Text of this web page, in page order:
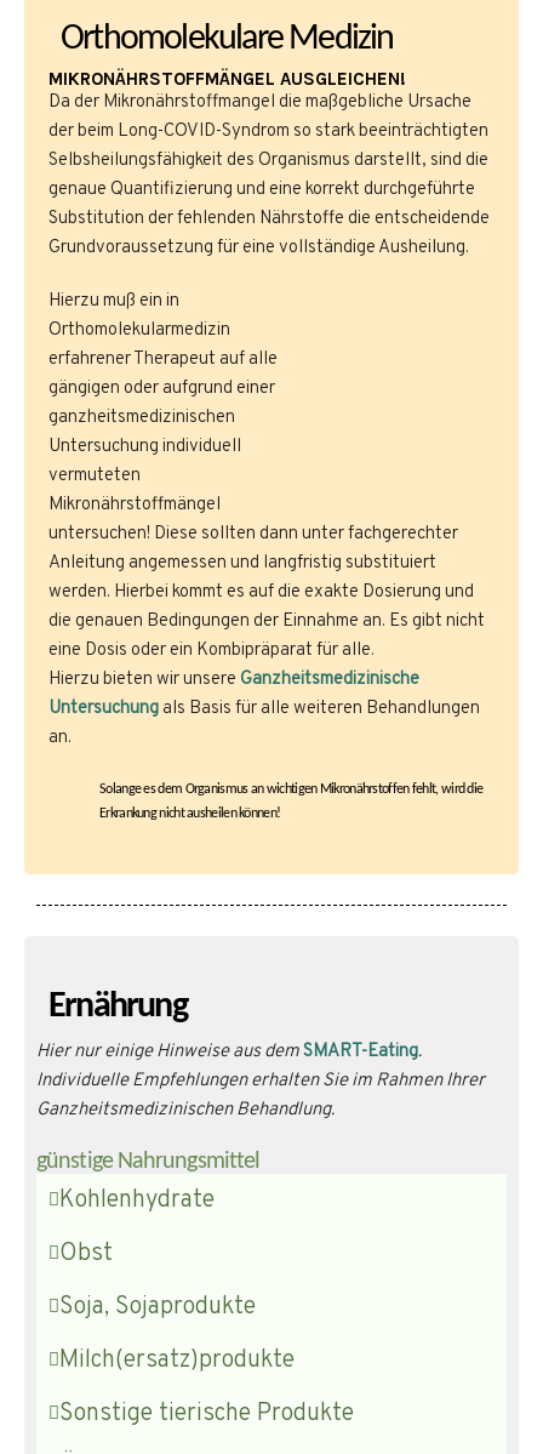
Orthomolekulare Medizin
MIKRONÄHRSTOFFMÄNGEL AUSGLEICHEN!
Da der Mikronährstoffmangel die maßgebliche Ursache
der beim Long-COVID-Syndrom so stark beeinträchtigten
Selbsheilungsfähigkeit des Organismus darstellt, sind die
genaue Quantifizierung und eine korrekt durchgeführte
Substitution der fehlenden Nährstoffe die entscheidende
Grundvoraussetzung für eine vollständige Ausheilung.
Hierzu muß ein in
Orthomolekularmedizin
erfahrener Therapeut auf alle
gängigen oder aufgrund einer
ganzheitsmedizinischen
Untersuchung individuell
vermuteten
Mikronährstoffmängel
untersuchen! Diese sollten dann unter fachgerechter
Anleitung angemessen und langfristig substituiert
werden. Hierbei kommt es auf die exakte Dosierung und
die genauen Bedingungen der Einnahme an. Es gibt nicht
eine Dosis oder ein Kombipräparat für alle.
Hierzu bieten wir unsere Ganzheitsmedizinische
Untersuchung als Basis für alle weiteren Behandlungen
an.
Solange es dem Organismus an wichtigen Mikronährstoffen fehlt, wird die
Erkrankung nicht ausheilen können!
Ernährung
Hier nur einige Hinweise aus demSMART-Eating.
Individuelle Empfehlungen erhalten Sie im Rahmen Ihrer
Ganzheitsmedizinischen Behandlung.
günstige Nahrungsmittel
Kohlenhydrate
Obst
Soja, Sojaprodukte
Milch(ersatz)produkte
Sonstige tierische Produkte